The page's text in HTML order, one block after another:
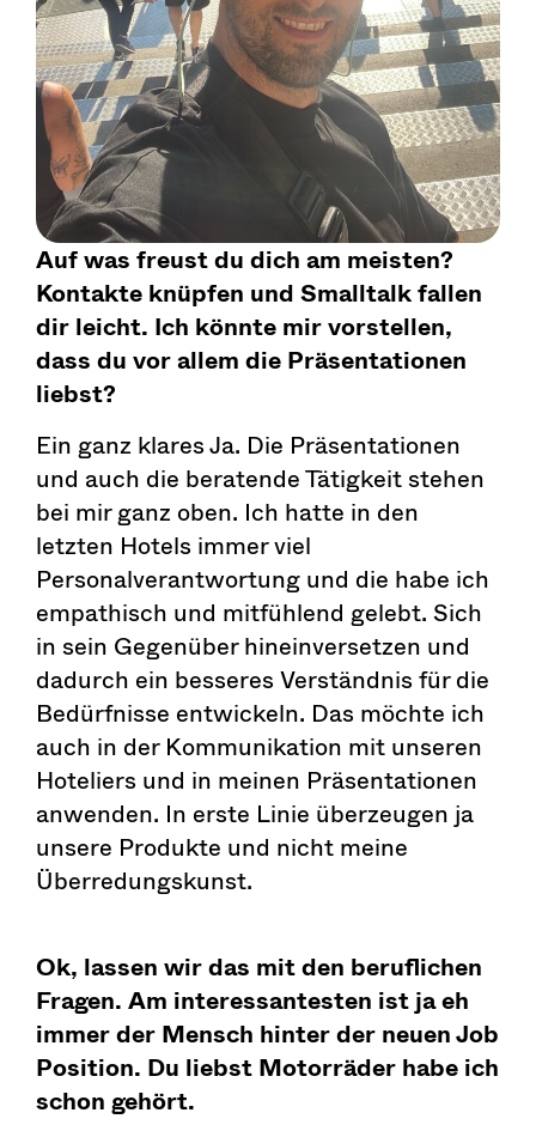
Auf was freust du dich am meisten?
Kontakte knüpfen und Smalltalk fallen
dir leicht. Ich könnte mir vorstellen,
dass du vor allem die Präsentationen
liebst?
Ein ganz klares Ja. Die Präsentationen
und auch die beratende Tätigkeit stehen
bei mir ganz oben. Ich hatte in den
letzten Hotels immer viel
Personalverantwortung und die habe ich
empathisch und mitfühlend gelebt. Sich
in sein Gegenüber hineinversetzen und
dadurch ein besseres Verständnis für die
Bedürfnisse entwickeln. Das möchte ich
auch in der Kommunikation mit unseren
Hoteliers und in meinen Präsentationen
anwenden. In erste Linie überzeugen ja
unsere Produkte und nicht meine
Überredungskunst.
Ok, lassen wir das mit den beruflichen
Fragen. Am interessantesten ist ja eh
immer der Mensch hinter der neuen Job
Position. Du liebst Motorräder habe ich
schon gehört.